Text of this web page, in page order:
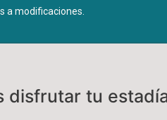
a modificaciones.
disfrutar tu